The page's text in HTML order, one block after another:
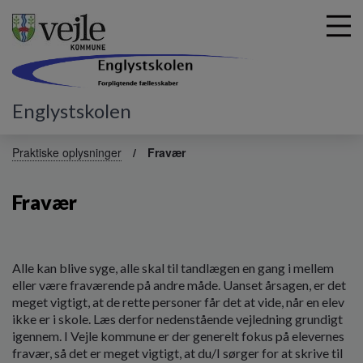
Englystskolen
Praktiske oplysninger Fravær
Fravær
Alle kan blive syge, alle skal til tandlægen en gang i mellem
eller være fraværende på andre måde. Uanset årsagen, er det
meget vigtigt, at de rette personer får det at vide, når en elev
ikke er i skole. Læs derfor nedenstående vejledning grundigt
igennem. I Vejle kommune er der generelt fokus på elevernes
fravær, så det er meget vigtigt, at du/I sørger for at skrive til